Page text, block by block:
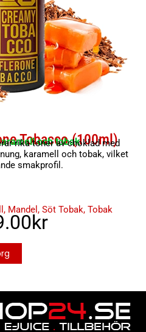
Tobacco (100ml)
och tobak
rika toner av choklad med
karamell och tobak, vilket
smakprofil.
, Mandel,Söt Tobak,Tobak
kr